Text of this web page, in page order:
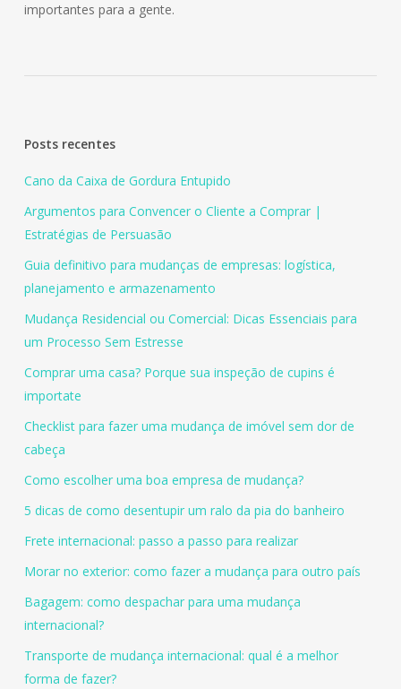
importantes para a gente.
Posts recentes
Cano da Caixa de Gordura Entupido
Argumentos para Convencer o Cliente a Comprar |
Estratégias de Persuasão
Guia definitivo para mudanças de empresas: logística,
planejamento e armazenamento
Mudança Residencial ou Comercial: Dicas Essenciais para
um Processo Sem Estresse
Comprar uma casa? Porque sua inspeção de cupins é
importate
Checklist para fazer uma mudança de imóvel sem dor de
cabeça
Como escolher uma boa empresa de mudança?
5 dicas de como desentupir um ralo da pia do banheiro
Frete internacional: passo a passo para realizar
Morar no exterior: como fazer a mudança para outro país
Bagagem: como despachar para uma mudança
internacional?
Transporte de mudança internacional: qual é a melhor
forma de fazer?